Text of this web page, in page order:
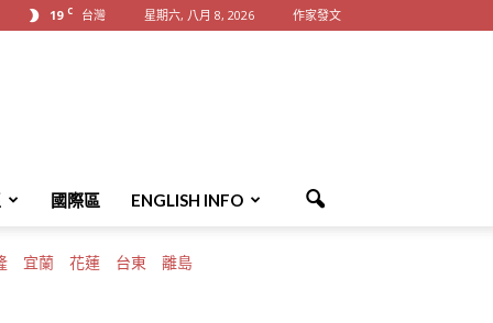
19 C 台灣 星期六, 八月 8, 2026 作家發文
國際區 ENGLISH INFO
宜蘭 花蓮 台東 離島